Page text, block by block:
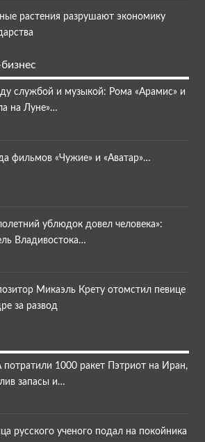
растения разрушают экономику
службой и музыкой: Рома «Арамис» и
на Луне»…
фильмов «Чужие» и «Аватар»…
ублюдок довел человека»:
Владивостока…
Микаэль Крету отомстил певице
за развод
1000 ракет Пэтриот на Иран,
запасы и…
русского ученого подал на покойника